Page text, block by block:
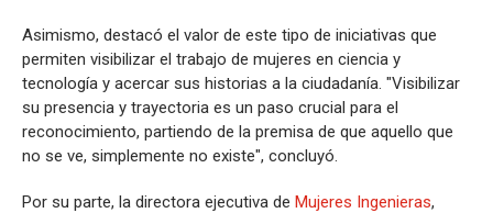
Asimismo, destacó el valor de este tipo de iniciativas que
permiten visibilizar el trabajo de mujeres en ciencia y
tecnología y acercar sus historias a la ciudadanía. "Visibilizar
su presencia y trayectoria es un paso crucial para el
reconocimiento, partiendo de la premisa de que aquello que
no se ve, simplemente no existe", concluyó.
Por su parte, la directora ejecutiva de Mujeres Ingenieras,